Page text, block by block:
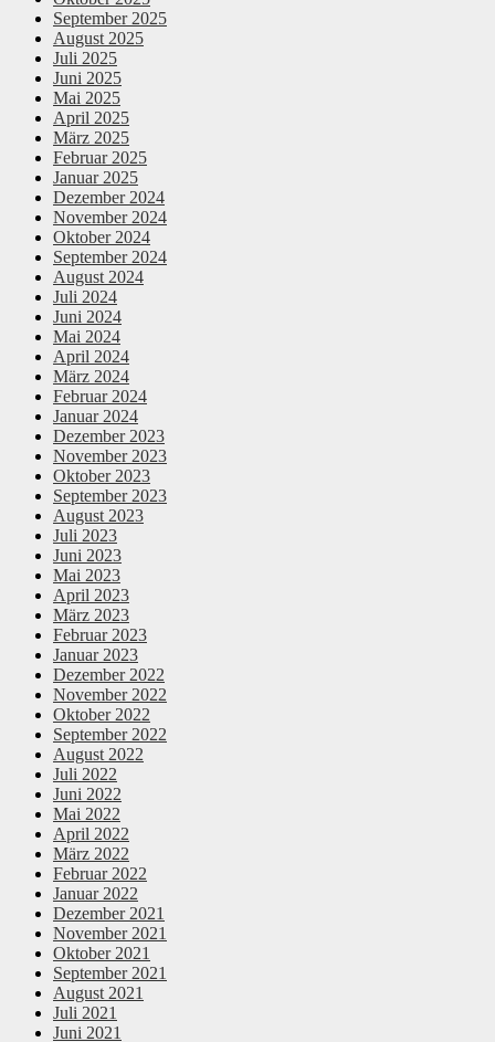
September 2025
August 2025
Juli 2025
Juni 2025
Mai 2025
April 2025
März 2025
Februar 2025
Januar 2025
Dezember 2024
November 2024
Oktober 2024
September 2024
August 2024
Juli 2024
Juni 2024
Mai 2024
April 2024
März 2024
Februar 2024
Januar 2024
Dezember 2023
November 2023
Oktober 2023
September 2023
August 2023
Juli 2023
Juni 2023
Mai 2023
April 2023
März 2023
Februar 2023
Januar 2023
Dezember 2022
November 2022
Oktober 2022
September 2022
August 2022
Juli 2022
Juni 2022
Mai 2022
April 2022
März 2022
Februar 2022
Januar 2022
Dezember 2021
November 2021
Oktober 2021
September 2021
August 2021
Juli 2021
Juni 2021